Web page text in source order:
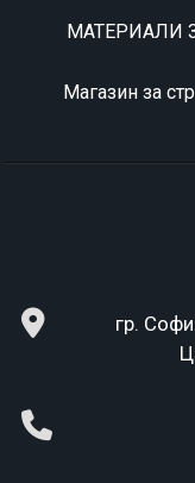
МАТЕРИАЛИ
Магазин за
гр.